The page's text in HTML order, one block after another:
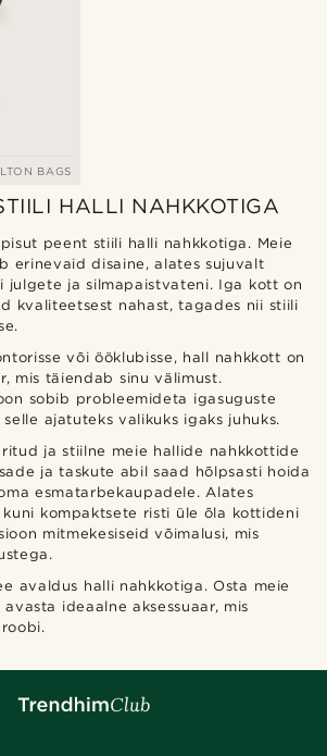
BAGS
HALLI NAHKKOTIGA
peent stiili halli nahkkotiga. Meie
erinevaid disaine, alates sujuvalt
julgete ja silmapaistvateni. Iga kott on
kvaliteetsest nahast, tagades nii stiili
või ööklubisse, hall nahkkott on
mis täiendab sinu välimust.
sobib probleemideta igasuguste
ajatuteks valikuks igaks juhuks.
ja stiilne meie hallide nahkkottide
ja taskute abil saad hõlpsasti hoida
esmatarbekaupadele. Alates
kompaktsete risti üle õla kottideni
mitmekesiseid võimalusi, mis
avaldus halli nahkkotiga. Osta meie
ideaalne aksessuaar, mis